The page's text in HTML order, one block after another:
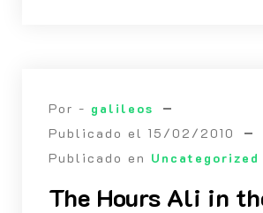
Por - galileos
Publicado el 15/02/2010
Publicado en Uncategorized
The Hours Ali in